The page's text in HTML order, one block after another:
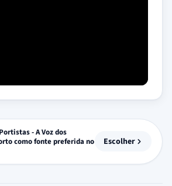
- A Voz dos
como fonte preferida no
Escolher